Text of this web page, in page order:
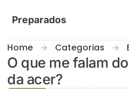
Preparados
Home Categorias
O que me falam
da acer?